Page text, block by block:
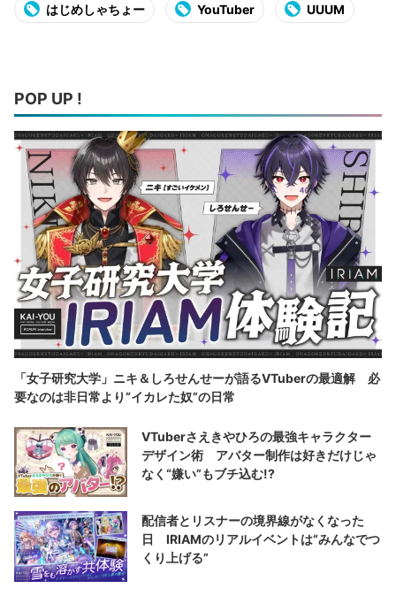
はじめしゃちょー YouTuber UUUM
POP UP !
「女子研究大学」ニキ＆しろせんせーが語るVTuberの最適解 必
要なのは非日常より“イカレた奴”の日常
VTuberさえきやひろの最強キャラクター
デザイン術 アバター制作は好きだけじゃ
なく“嫌い”もブチ込む!?
配信者とリスナーの境界線がなくなった
日 IRIAMのリアルイベントは“みんなでつ
くり上げる”